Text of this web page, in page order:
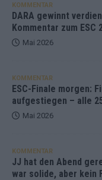
KOMMENTAR
DARA gewinnt
Kommentar zum ESC
Mai 2026
KOMMENTAR
ESC-Finale morgen:
aufgestiegen – alle
Mai 2026
KOMMENTAR
JJ hat den Abend
war solide, aber kein